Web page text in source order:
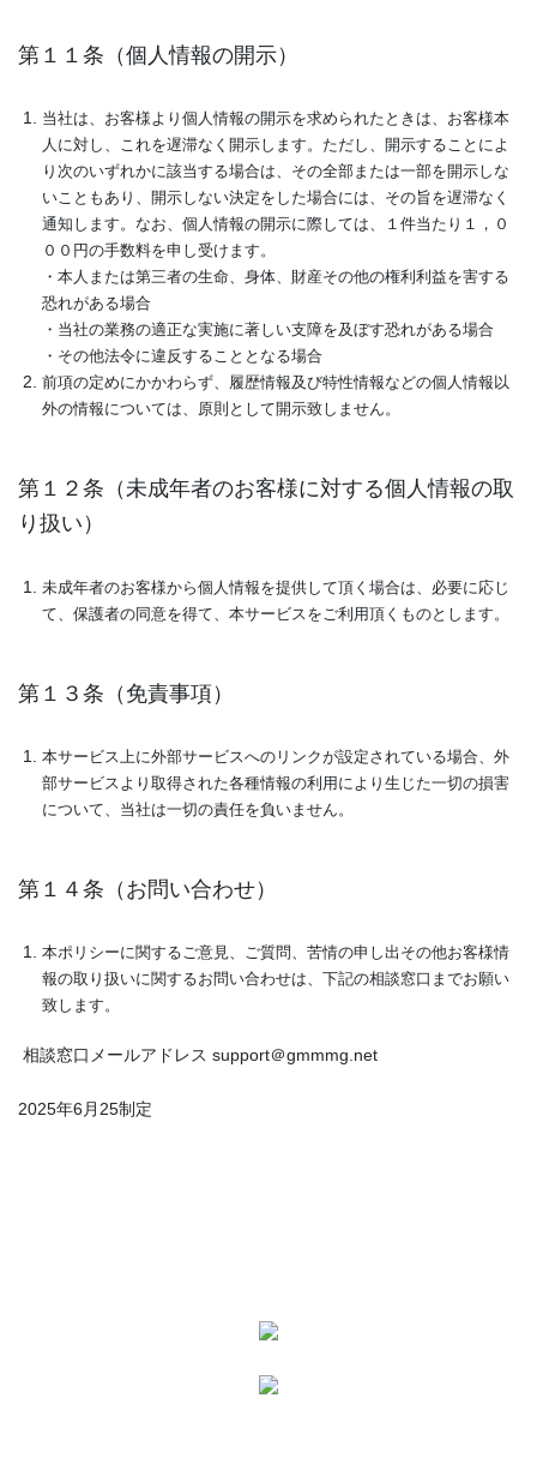
第１１条（個人情報の開示）
当社は、お客様より個人情報の開示を求められたときは、お客様本
人に対し、これを遅滞なく開示します。ただし、開示することによ
り次のいずれかに該当する場合は、その全部または一部を開示しな
いこともあり、開示しない決定をした場合には、その旨を遅滞なく
通知します。なお、個人情報の開示に際しては、１件当たり１，０
００円の手数料を申し受けます。
・本人または第三者の生命、身体、財産その他の権利利益を害する
恐れがある場合
・当社の業務の適正な実施に著しい支障を及ぼす恐れがある場合
・その他法令に違反することとなる場合
前項の定めにかかわらず、履歴情報及び特性情報などの個人情報以
外の情報については、原則として開示致しません。
第１２条（未成年者のお客様に対する個人情報の取
り扱い）
未成年者のお客様から個人情報を提供して頂く場合は、必要に応じ
て、保護者の同意を得て、本サービスをご利用頂くものとします。
第１３条（免責事項）
本サービス上に外部サービスへのリンクが設定されている場合、外
部サービスより取得された各種情報の利用により生じた一切の損害
について、当社は一切の責任を負いません。
第１４条（お問い合わせ）
本ポリシーに関するご意見、ご質問、苦情の申し出その他お客様情
報の取り扱いに関するお問い合わせは、下記の相談窓口までお願い
致します。
相談窓口メールアドレス support＠gmmmg.net
2025年6月25制定